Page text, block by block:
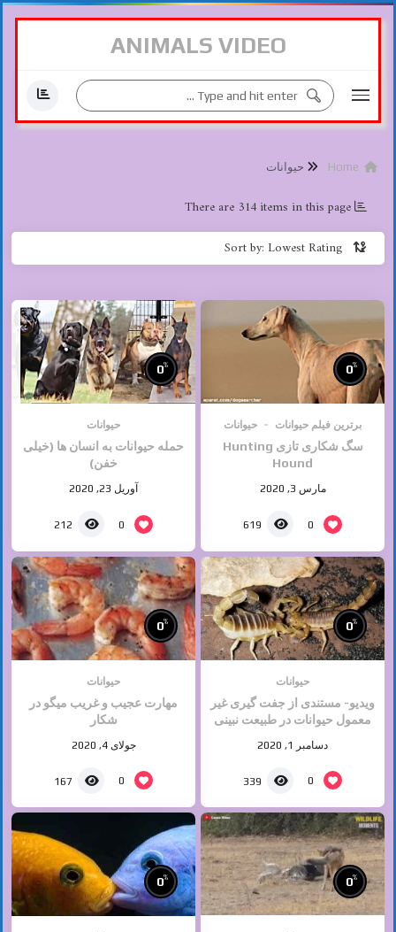
ANIMALS VIDEO
حیوانات
Sort by: Lowest Rating
There are 314 items in this page
0%
برترین فیلم حیوانات حیوانات
سگ شکاری تازی Hunting
Hound
مارس 3, 2020
0
619
0%
حیوانات
حمله حیوانات به انسان ها (خیلی
خفن)
آوریل 23, 2020
0
212
0%
حیوانات
ویدیو- مستندی از جفت گیری غیر
معمول حیوانات در طبیعت نبینی
دسامبر 1, 2020
0
339
0%
حیوانات
مهارت عجیب و غریب میگو در
شکار
جولای 4, 2020
0
167
0%
0%